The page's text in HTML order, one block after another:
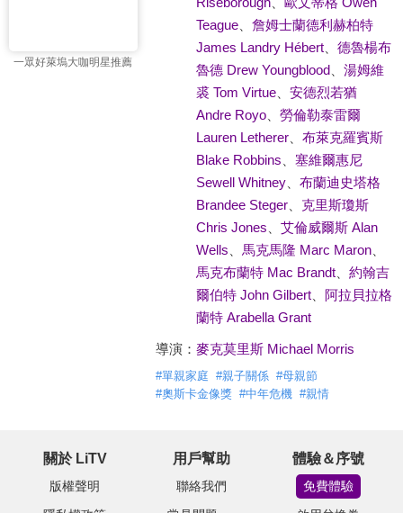
一眾好萊塢大咖明星推薦
Teague、 詹姆士蘭德利赫柏特
James Landry Hébert、 德魯楊布
魯德 Drew Youngblood、 湯姆維
裘 Tom Virtue、 安德烈若猶
Andre Royo、 勞倫勒泰雷爾
Lauren Letherer、 布萊克羅賓斯
Blake Robbins
塞維爾惠尼
Sewell Whitney、 布蘭迪史塔格
Brandee Steger、 克里斯瓊斯
Chris Jones
艾倫威爾斯 Alan
Wells
馬克馬隆 Marc Maron、
馬克布蘭特 Mac Brandt、 約翰吉
爾伯特 John Gilbert、 阿拉貝拉格
蘭特 Arabella Grant
導演： 麥克莫里斯 Michael Morris
#單親家庭 #親子關係 #母親節
#奧斯卡金像獎 #中年危機 #親情
關於 LiTV
版權聲明
用戶幫助
聯絡我們
體驗＆序號
免費體驗